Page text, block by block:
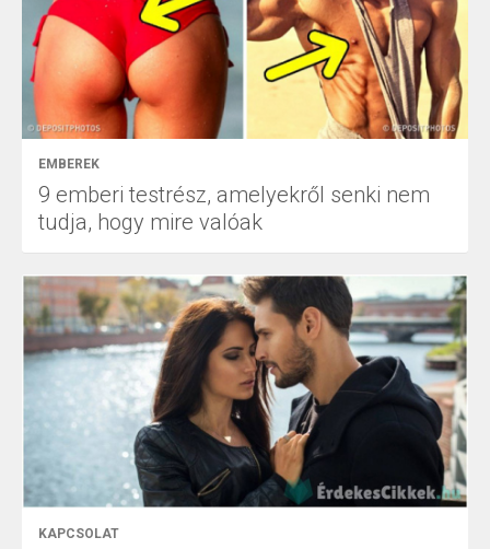
EMBEREK
9 emberi testrész, amelyekről senki nem
tudja, hogy mire valóak
KAPCSOLAT